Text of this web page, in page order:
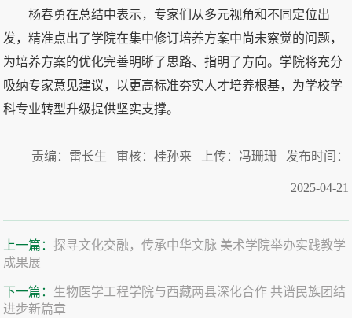
杨春勇在总结中表示，专家们从多元视角和不同定位出
发，精准点出了学院在集中修订培养方案中尚未察觉的问题，
为培养方案的优化完善明晰了思路、指明了方向。学院将充分
吸纳专家意见建议，以更高标准夯实人才培养根基，为学校学
科专业转型升级提供坚实支撑。
责编：雷长生 审核：桂孙来 上传：冯珊珊 发布时间：
2025-04-21
上一篇： 探寻文化交融，传承中华文脉 美术学院举办实践教学
成果展
下一篇： 生物医学工程学院与西藏两县深化合作 共谱民族团结
进步新篇章